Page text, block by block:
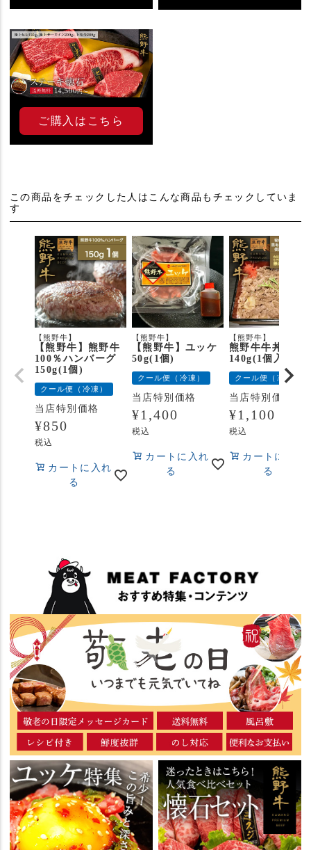
ご購入はこちら
この商品をチェックした人はこんな商品もチェックしていま
す
【熊野牛】
【熊野牛】熊野牛
100％ハンバーグ
150g(1個)
クール便（冷凍）
当店特別価格
¥850
税込
カートに入れ
る
【熊野牛】
【熊野牛】ユッケ
50g(1個)
クール便（冷凍）
当店特別価格
¥1,400
税込
カートに入れ
る
【熊野牛】
熊野牛牛丼の具
140g(1個入り)
クール便（冷凍）
当店特別価格
¥1,100
税込
カートに入れ
る